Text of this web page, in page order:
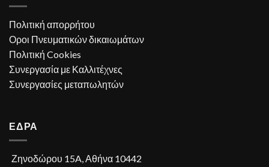
Πολιτική απορρήτου
Οροι Πνευματικών δικαιωμάτων
Πολιτική Cookies
Συνεργασία με Καλλιτέχνες
Συνεργασίες μεταπωλητών
ΕΔΡΑ
Ζηνοδώρου 15A, Αθήνα 10442